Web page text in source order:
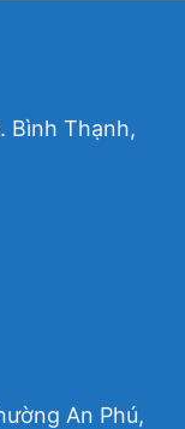
Bình Thạnh,
An Phú,